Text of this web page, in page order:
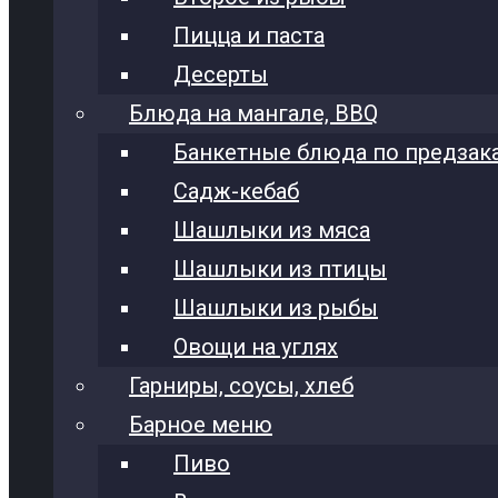
Пицца и паста
Десерты
Блюда на мангале, BBQ
Банкетные блюда по
Садж-кебаб
Шашлыки из мяса
Шашлыки из птицы
Шашлыки из рыбы
Овощи на углях
Гарниры, соусы, хлеб
Барное меню
Пиво